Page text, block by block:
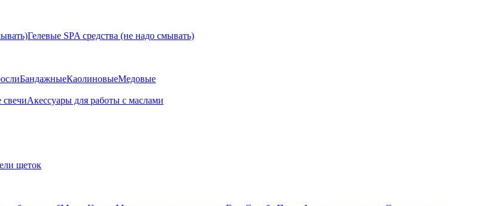
Гелевые SPA средства (не надо смывать)
БандажныеКаолиновыеМедовые
Акессуары для работы с маслами
щеток